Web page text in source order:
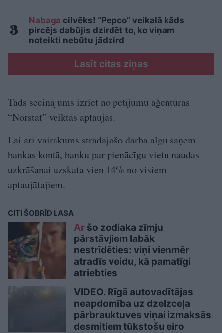
Nabaga cilvēks! “Pepco” veikalā kāds
pircējs dabūjis dzirdēt to, ko viņam
noteikti nebūtu jādzird
Lasīt citas ziņas
Tāds secinājums izriet no pētījumu aģentūras
“Norstat” veiktās aptaujas.
Lai arī vairākums strādājošo darba algu saņem
bankas kontā, banku par pienācīgu vietu naudas
uzkrāšanai uzskata vien 14% no visiem
aptaujātajiem.
CITI ŠOBRĪD LASA
Ar šo zodiaka zīmju
pārstāvjiem labāk
nestrīdēties: viņi vienmēr
atradīs veidu, kā pamatīgi
atriebties
VIDEO. Rīgā autovadītājas
neapdomība uz dzelzceļa
pārbrauktuves viņai izmaksās
desmitiem tūkstošu eiro